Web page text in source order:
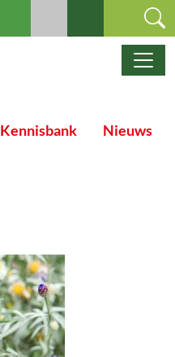
Kennisbank Nieuws